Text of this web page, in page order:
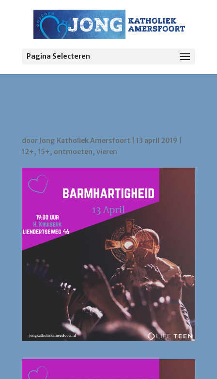
Pagina Selecteren
door Jong Katholiek Amersfoort 13 april 2019
12+, 15+, ontmoeten, vieren